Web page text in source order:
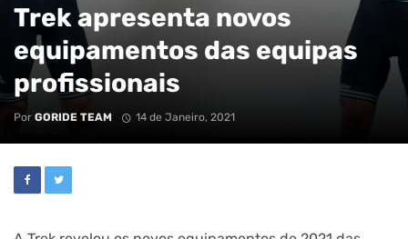
Trek apresenta novos
equipamentos das equipas
profissionais
Por GORIDE TEAM 14 de Janeiro, 2021